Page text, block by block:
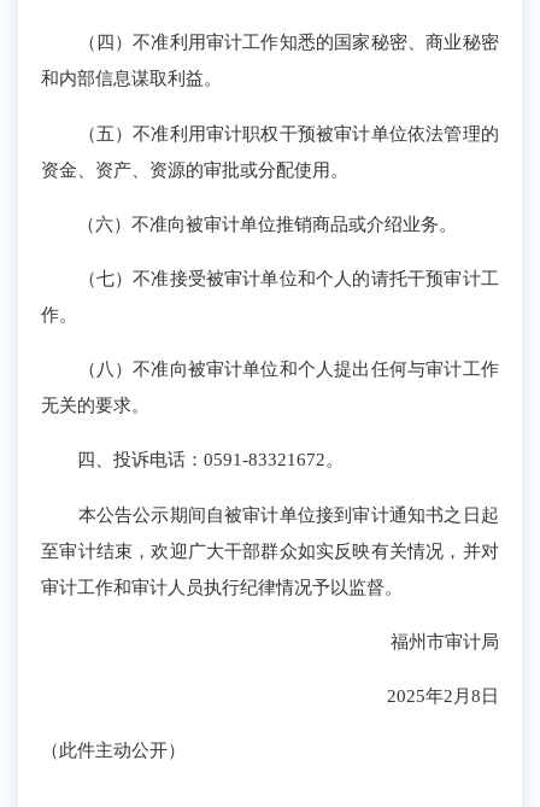
（四）不准利用审计工作知悉的国家秘密、商业秘密
和内部信息谋取利益。
（五）不准利用审计职权干预被审计单位依法管理的
资金、资产、资源的审批或分配使用。
（六）不准向被审计单位推销商品或介绍业务。
（七）不准接受被审计单位和个人的请托干预审计工
作。
（八）不准向被审计单位和个人提出任何与审计工作
无关的要求。
四、投诉电话：0591-83321672。
本公告公示期间自被审计单位接到审计通知书之日起
至审计结束，欢迎广大干部群众如实反映有关情况，并对
审计工作和审计人员执行纪律情况予以监督。
福州市审计局
2025年2月8日
（此件主动公开）